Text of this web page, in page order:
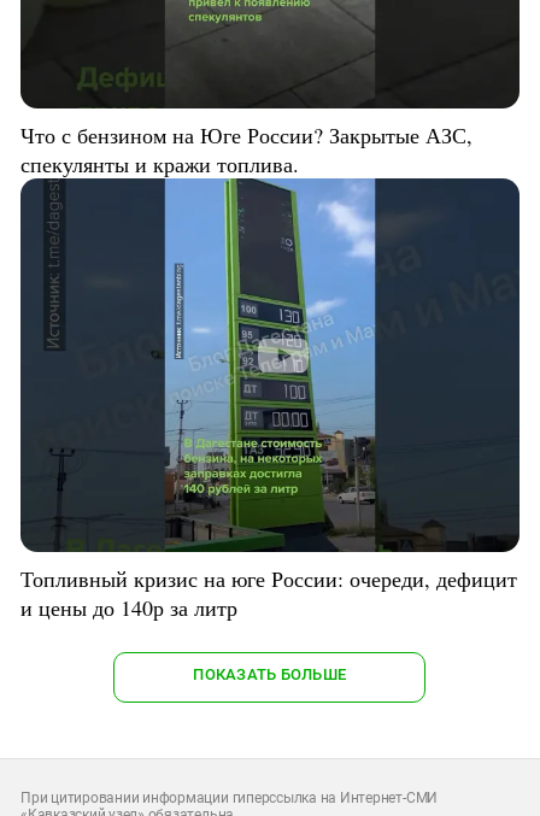
Что с бензином на Юге России? Закрытые АЗС,
спекулянты и кражи топлива.
Топливный кризис на юге России: очереди, дефицит
и цены до 140р за литр
ПОКАЗАТЬ БОЛЬШЕ
При цитировании информации гиперссылка на Интернет-СМИ